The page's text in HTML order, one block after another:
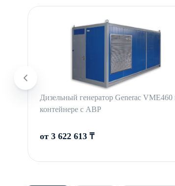
Дизельный генератор Generac VME460
контейнере с АВР
от 3 622 613 ₸